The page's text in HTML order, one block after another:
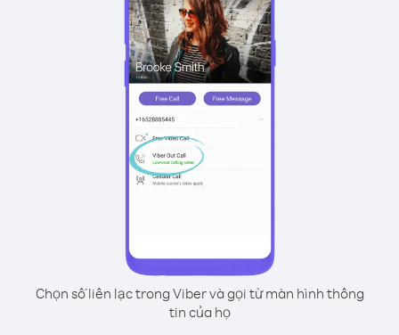
Chọn số liên lạc trong Viber và gọi từ màn hình thông
tin của họ